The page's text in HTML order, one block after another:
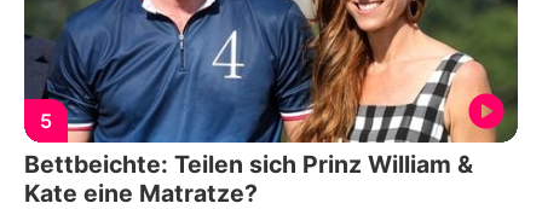
5
Bettbeichte: Teilen sich Prinz William &
Kate eine Matratze?